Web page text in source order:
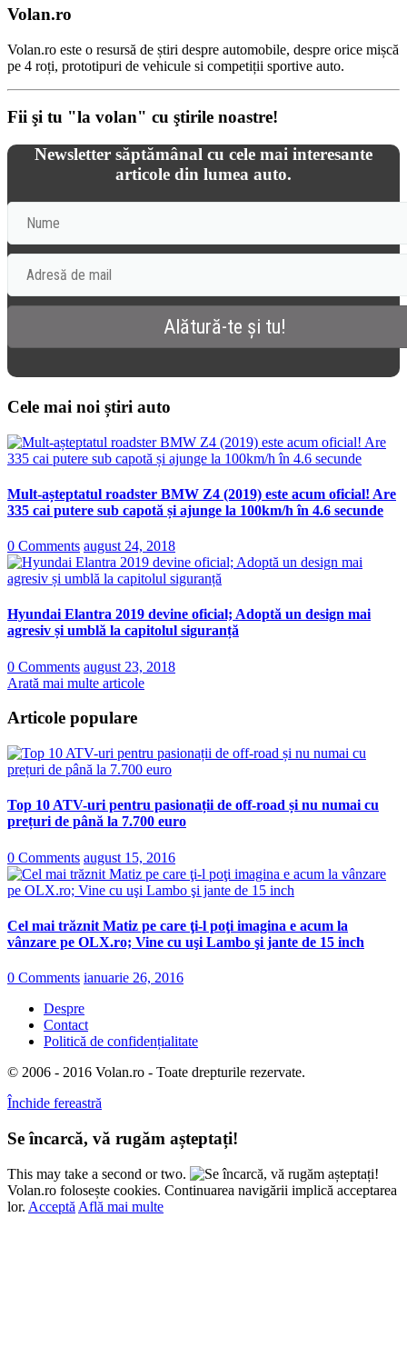
Volan.ro
Volan.ro este o resursă de știri despre automobile, despre orice mișcă
pe 4 roți, prototipuri de vehicule si competiții sportive auto.
Fii şi tu "la volan" cu ştirile noastre!
Newsletter săptămânal cu cele mai interesante
articole din lumea auto.
Cele mai noi știri auto
Mult-așteptatul roadster BMW Z4 (2019) este acum oficial! Are
335 cai putere sub capotă și ajunge la 100km/h în 4.6 secunde
0 Comments august 24, 2018
Hyundai Elantra 2019 devine oficial; Adoptă un design mai
agresiv și umblă la capitolul siguranță
0 Comments august 23, 2018
Arată mai multe articole
Articole populare
Top 10 ATV-uri pentru pasionații de off-road și nu numai cu
prețuri de până la 7.700 euro
0 Comments august 15, 2016
Cel mai trăznit Matiz pe care ţi-l poţi imagina e acum la
vânzare pe OLX.ro; Vine cu uşi Lambo şi jante de 15 inch
0 Comments ianuarie 26, 2016
Despre
Contact
Politică de confidențialitate
© 2006 - 2016 Volan.ro - Toate drepturile rezervate.
Închide fereastră
Se încarcă, vă rugăm așteptați!
This may take a second or two.
Volan.ro folosește cookies. Continuarea navigării implică acceptarea
lor. Acceptă Află mai multe